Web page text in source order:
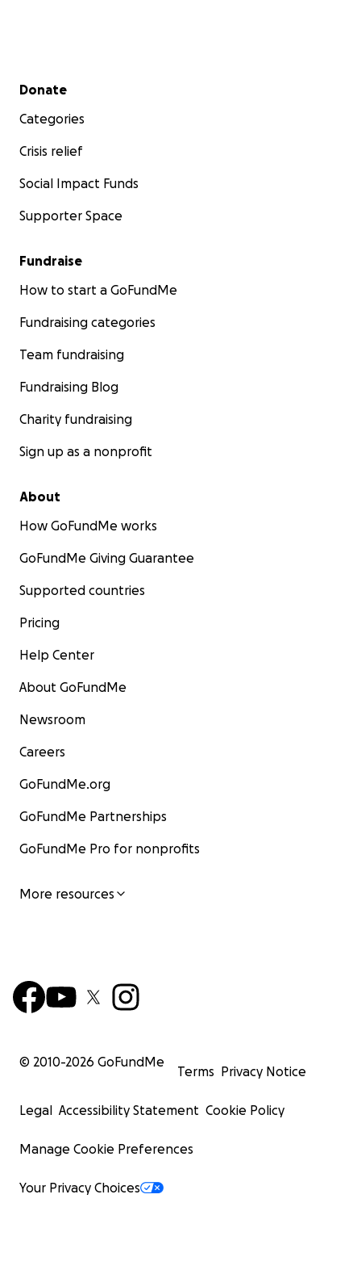
Secondary menu
Donate
Categories
Crisis relief
Social Impact Funds
Supporter Space
Fundraise
How to start a GoFundMe
Fundraising categories
Team fundraising
Fundraising Blog
Charity fundraising
Sign up as a nonprofit
About
How GoFundMe works
GoFundMe Giving Guarantee
Supported countries
Pricing
Help Center
About GoFundMe
Newsroom
Careers
GoFundMe.org
GoFundMe Partnerships
GoFundMe Pro for nonprofits
More resources
© 2010-2026 GoFundMe
Terms Privacy Notice
Legal Accessibility Statement Cookie Policy
Manage Cookie Preferences
Your Privacy Choices